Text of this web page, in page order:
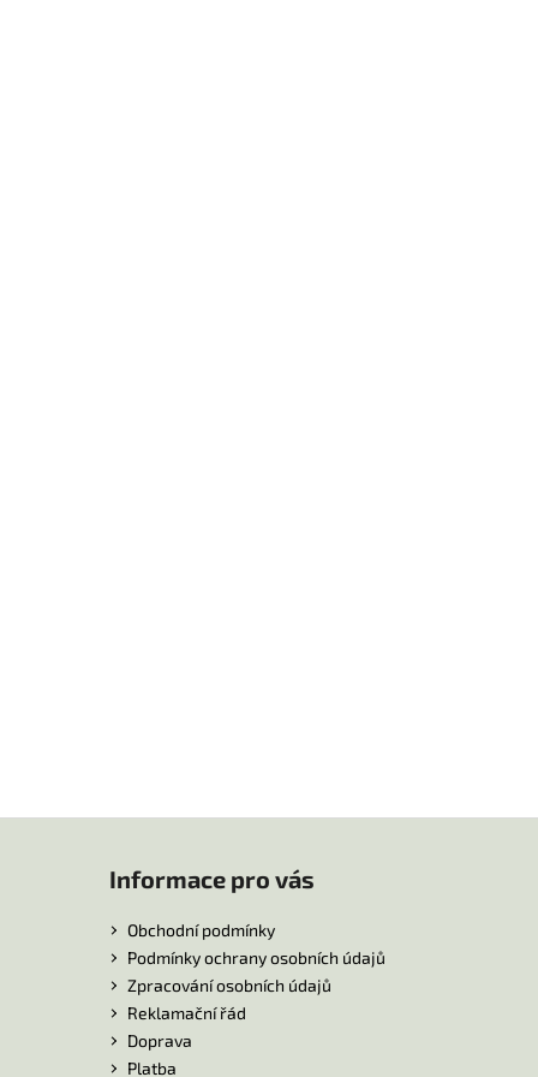
Informace pro vás
Obchodní podmínky
Podmínky ochrany osobních údajů
Zpracování osobních údajů
Reklamační řád
Doprava
Platba